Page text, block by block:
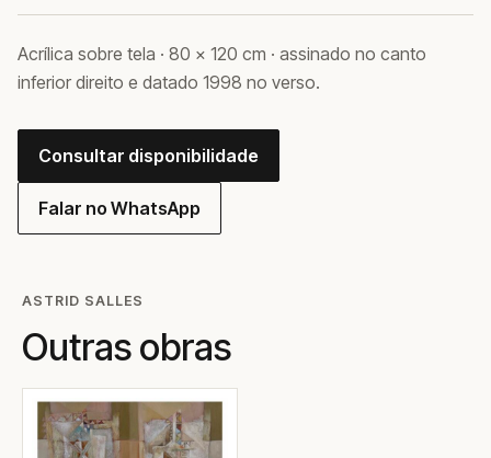
Acrílica sobre tela · 80 × 120 cm · assinado no canto
inferior direito e datado 1998 no verso.
Consultar disponibilidade
Falar no WhatsApp
ASTRID SALLES
Outras obras